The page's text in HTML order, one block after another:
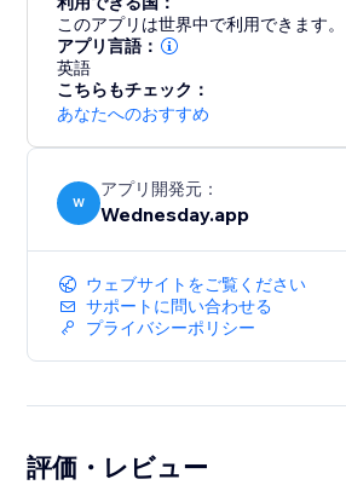
このアプリは世界中で利用できます。
アプリ言語：
英語
こちらもチェック：
あなたへのおすすめ
W
アプリ開発元：
Wednesday.app
ウェブサイトをご覧ください
サポートに問い合わせる
プライバシーポリシー
評価・レビュー